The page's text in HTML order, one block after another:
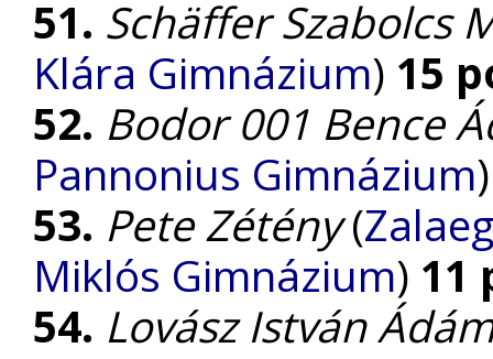
51. Schäffer Szabolcs
Klára Gimnázium) 15
52. Bodor 001 Bence
Pannonius Gimnázium
53. Pete Zétény(
Miklós Gimnázium) 11
54. Lovász István